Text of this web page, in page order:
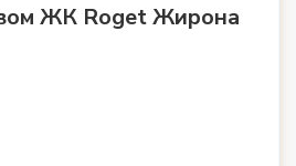
ЖК Roget Жирона